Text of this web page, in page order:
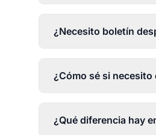
¿Necesito boletín
¿Cómo sé si necesito
¿Qué diferencia hay